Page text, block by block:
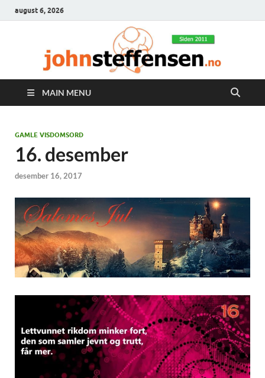
august 6, 2026
MAIN MENU
GAMLE VISDOMSORD
16. desember
desember 16, 2017